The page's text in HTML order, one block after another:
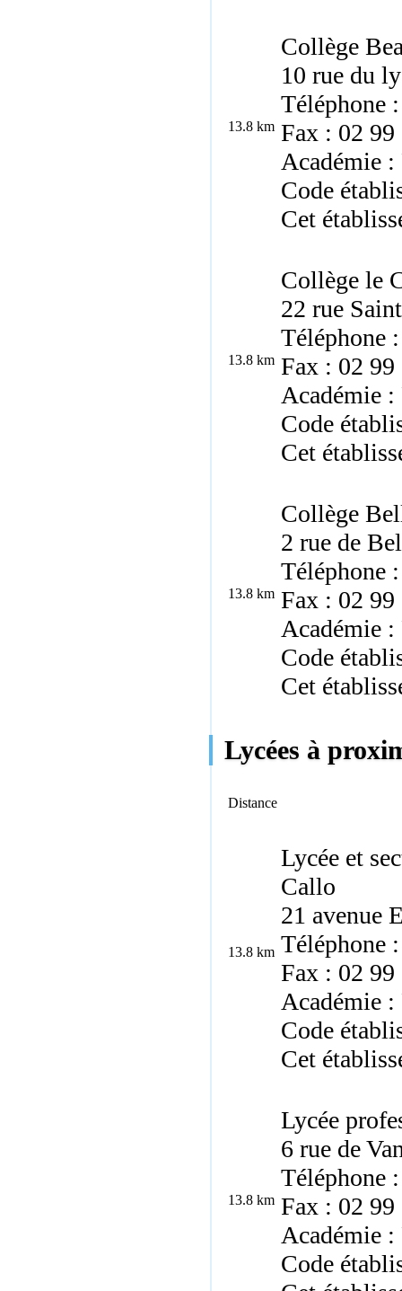
13.8 km
Collège
10 rue du
Téléphone
Fax : 02 99
Académie :
Code
Cet
13.8 km
Collège le
22 rue
Téléphone
Fax : 02 99
Académie :
Code
Cet
13.8 km
Collège
2 rue de
Téléphone
Fax : 02 99
Académie :
Code
Cet
Lycées à
Distance
13.8 km
Lycée et
Callo
21 avenue
Téléphone
Fax : 02 99
Académie :
Code
Cet
13.8 km
Lycée
6 rue de
Téléphone
Fax : 02 99
Académie :
Code